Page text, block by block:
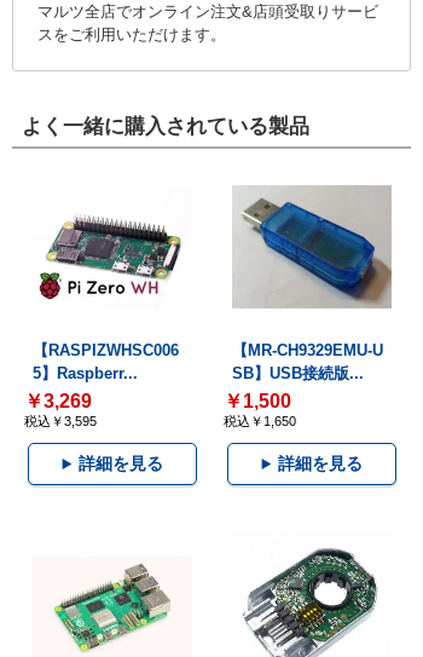
マルツ全店でオンライン注文&店頭受取りサービ
スをご利用いただけます。
よく一緒に購入されている製品
【RASPIZWHSC006
5】Raspberr...
￥3,269
税込￥3,595
詳細を見る
【MR-CH9329EMU-U
SB】USB接続版...
￥1,500
税込￥1,650
詳細を見る